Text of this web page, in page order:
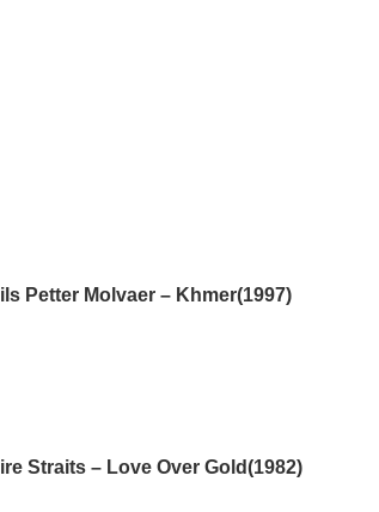
Petter Molvaer – Khmer(1997)
Straits – Love Over Gold(1982)